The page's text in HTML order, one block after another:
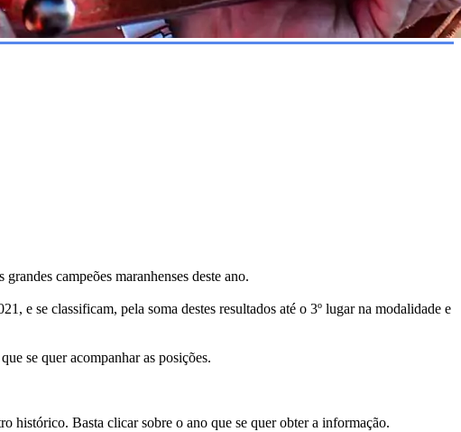
campeões maranhenses deste ano.
e se classificam, pela soma destes resultados até o 3º lugar na modalidade e
se quer acompanhar as posições.
histórico. Basta clicar sobre o ano que se quer obter a informação.